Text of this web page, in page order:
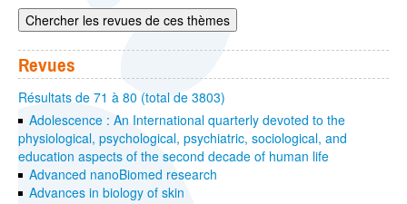
Chercher les revues de ces thèmes
Revues
Résultats de 71 à 80 (total de 3803)
Adolescence : An International quarterly devoted to the
physiological, psychological, psychiatric, sociological, and
education aspects of the second decade of human life
Advanced nanoBiomed research
Advances in biology of skin